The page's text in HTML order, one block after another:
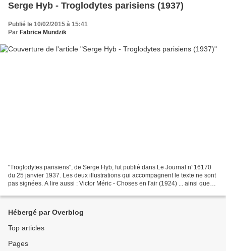
Serge Hyb - Troglodytes parisiens (1937)
Publié le 10/02/2015 à 15:41
Par Fabrice Mundzik
"Troglodytes parisiens", de Serge Hyb, fut publié dans Le Journal n°16170
du 25 janvier 1937. Les deux illustrations qui accompagnent le texte ne sont
pas signées. A lire aussi : Victor Méric - Choses en l'air (1924) ... ainsi que
Hébergé par Overblog
Top articles
Pages